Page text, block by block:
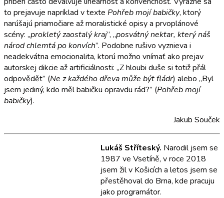
to prejavuje napríklad v texte Pohřeb mojí babičky, ktorý
narúšajú priamočiare až moralistické opisy a prvoplánové
scény: „prokletý zaostalý kraj”, „posvátný nektar, který náš
národ chlemtá po konvích”. Podobne rušivo vyznieva i
neadekvátna emocionalita, ktorú možno vnímať ako prejav
autorskej dikcie až artificiálnosti: „Z hloubi duše si totiž přál
odpovědět” (Ne z každého dřeva může být fládr) alebo „Byl
jsem jediný, kdo měl babičku opravdu rád?” (Pohřeb mojí
babičky).
Jakub Souček
Lukáš Stříteský. Narodil jsem se
1987 ve Vsetíně, v roce 2018
jsem žil v Košicích a letos jsem se
přestěhoval do Brna, kde pracuju
jako programátor.